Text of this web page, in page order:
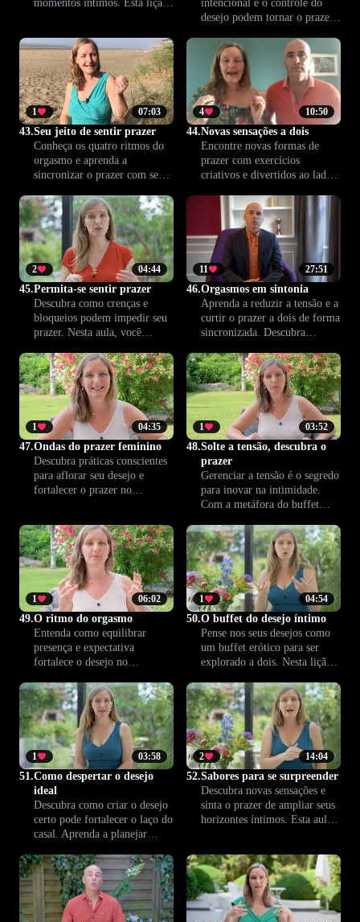
momentos íntimos. Esta lição
renovar o prazer e criar
experiências mais ricas e
naturais.
intencional e o controle do
desejo podem tornar o prazer
Explore maneiras de
enriquecer sua intimidade ao
mergulhar nos detalhes
sensoriais da experiência
sexual.
07:03
1
43.Seu jeito de sentir prazer
Conheça os quatro ritmos do
orgasmo e aprenda a
sincronizar o prazer com seu
caminhos para fortalecer a
intimidade e a satisfação
mútua no relacionamento.
10:50
4
44.Novas sensações a dois
Encontre novas formas de
prazer com exercícios
criativos e divertidos ao lado
apresenta experiências
sensoriais para explorar
juntos, despertar sensações e
fortalecer a intimidade do
casal.
04:44
2
45.Permita-se sentir prazer
Descubra como crenças e
bloqueios podem impedir seu
prazer. Nesta aula, você
barreiras e a se permitir
vivenciar sensações mais
intensas, abrindo espaço para
uma experiência íntima ainda
mais completa.
27:51
11
46.Orgasmos em sintonia
Aprenda a reduzir a tensão e a
curtir o prazer a dois de forma
sincronizada. Descubra
orgasmo mútuo, fortalecendo
o vínculo e a satisfação sexual
do casal.
04:35
1
47.Ondas do prazer feminino
Descubra práticas conscientes
para aflorar seu desejo e
fortalecer o prazer no
prazer feminino e mantenha a
paixão sempre presente.
03:52
1
48.Solte a tensão, descubra o
prazer
Gerenciar a tensão é o segredo
para inovar na intimidade.
Com a metáfora do buffet
variedade de experiências
pode renovar o desejo e
fortalecer o vínculo. Aprenda
a surpreender e se conectar
sempre.
06:02
1
49.O ritmo do orgasmo
Entenda como equilibrar
presença e expectativa
fortalece o desejo no
revela como o movimento do
orgasmo pode intensificar o
prazer e a conexão a dois,
promovendo uma intimidade
mais profunda.
04:54
1
50.O buffet do desejo íntimo
Pense nos seus desejos como
um buffet erótico para ser
explorado a dois. Nesta lição,
fantasias, respeitar limites e
fortalecer a intimidade,
criando experiências mais
ricas e conectadas com seu
parceiro.
03:58
1
51.Como despertar o desejo
ideal
Descubra como criar o desejo
certo pode fortalecer o laço do
casal. Aprenda a planejar
estimulam a conexão,
renovam o interesse e mantêm
a intimidade sempre presente.
14:04
2
52.Sabores para se surpreender
Descubra novas sensações e
sinta o prazer de ampliar seus
horizontes íntimos. Esta aula
para uma vida sexual mais
rica, sozinho(a) ou
acompanhado(a). Experimente
algo novo com Climax™.